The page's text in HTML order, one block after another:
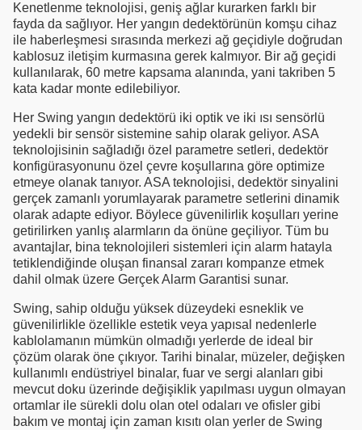
Kenetlenme teknolojisi, geniş ağlar kurarken farklı bir
fayda da sağlıyor. Her yangın dedektörünün komşu cihaz
ile haberleşmesi sırasında merkezi ağ geçidiyle doğrudan
kablosuz iletişim kurmasına gerek kalmıyor. Bir ağ geçidi
kullanılarak, 60 metre kapsama alanında, yani takriben 5
kata kadar monte edilebiliyor.
Her Swing yangın dedektörü iki optik ve iki ısı sensörlü
yedekli bir sensör sistemine sahip olarak geliyor. ASA
teknolojisinin sağladığı özel parametre setleri, dedektör
konfigürasyonunu özel çevre koşullarına göre optimize
etmeye olanak tanıyor. ASA teknolojisi, dedektör sinyalini
gerçek zamanlı yorumlayarak parametre setlerini dinamik
olarak adapte ediyor. Böylece güvenilirlik koşulları yerine
getirilirken yanlış alarmların da önüne geçiliyor. Tüm bu
avantajlar, bina teknolojileri sistemleri için alarm hatayla
tetiklendiğinde oluşan finansal zararı kompanze etmek
dahil olmak üzere Gerçek Alarm Garantisi sunar.
Swing, sahip olduğu yüksek düzeydeki esneklik ve
güvenilirlikle özellikle estetik veya yapısal nedenlerle
kablolamanın mümkün olmadığı yerlerde de ideal bir
çözüm olarak öne çıkıyor. Tarihi binalar, müzeler, değişken
kullanımlı endüstriyel binalar, fuar ve sergi alanları gibi
mevcut doku üzerinde değişiklik yapılması uygun olmayan
ortamlar ile sürekli dolu olan otel odaları ve ofisler gibi
bakım ve montaj için zaman kısıtı olan yerler de Swing